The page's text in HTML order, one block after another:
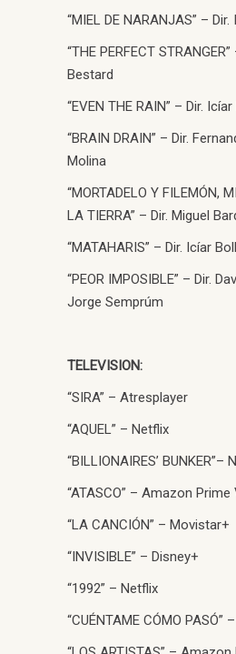
“MIEL DE NARANJAS” –
“THE PERFECT
Bestard
“EVEN THE RAIN” – Dir.
“BRAIN DRAIN” – Dir.
Molina
“MORTADELO Y FILEMÓN,
LA TIERRA” – Dir. Miguel
“MATAHARIS” – Dir. Icíar
“PEOR IMPOSIBLE” – Dir.
Jorge Semprúm
TELEVISION:
“SIRA” – Atresplayer
“AQUEL” – Netflix
“BILLIONAIRES’ BUNKER”–
“ATASCO” – Amazon Prime
“LA CANCIÓN” – Movistar+
“INVISIBLE” – Disney+
“1992” – Netflix
“CUÉNTAME CÓMO PASÓ”